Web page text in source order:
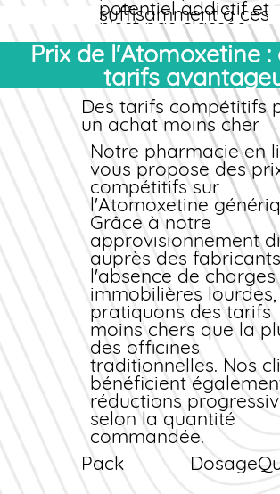
suffisamment à ces
derniers.
Formulation et
conditionnement
Les gélules
d'Atomoxetine
génériquesont
proposées en
plusieurs dosages :
mg, 18 mg, 25 mg,
mg, 60 mg, 80 mg et
100 mg. Chaque
conditionnement
respecte les normes
européennes de
conservation et de
traçabilité. Les
excipients utilisés
garantissent une
libération optimale
principe actif sans
altération de ses
propriétés
pharmacologiques.
potentiel addictif et
n'est pas classée
comme substance
contrôlée.
Délai d'efficacité
Les premiers effets
cliniques
généralement
à 4 semaines de
traitement régulier.
L'efficacité
est atteinte après 6 à
8 semaines. Il est
essentiel de
la prise quotidienne
selon la posologie
prescrite pour
un bénéfice
thérapeutique stable.
Bénéfices observés
Amélioration de la
concentration et de
durée d'attention ;
Réduction de
l'hyperactivité
Prix de l'Atomoxetine : offres et
tarifs
Des tarifs compétitifs
un achat moins cher
Notre pharmacieen
vous propose des
compétitifs sur
l'Atomoxetine
Grâce à notre
approvisionnement
auprès des
l'absence de charges
immobilières
pratiquons des tarifs
moins chers que la
des officines
traditionnelles. Nos
bénéficient
réductions
selon la quantité
commandée.
Pack
Dosage